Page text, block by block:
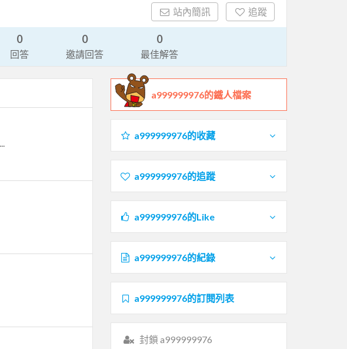
站內簡訊 追蹤
0
回答
0
邀請回答
0
最佳解答
a999999976的鐵人檔案
a999999976的收藏
a999999976的追蹤
a999999976的Like
a999999976的紀錄
a999999976的訂閱列表
封鎖 a999999976